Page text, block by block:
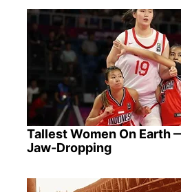
Tallest Women On Earth
Jaw-Dropping